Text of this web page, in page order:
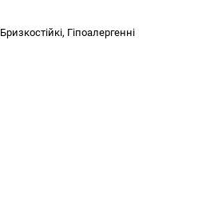
Гіпоалергенні